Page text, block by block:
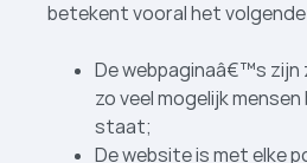
betekent vooral het
De webpaginaâ€™s zijn
zo veel mogelijk
staat;
De website is met elke